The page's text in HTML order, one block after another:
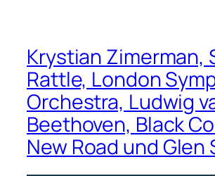
Krystian Zimerman,
Rattle, London
Orchestra, Ludwig
Beethoven, Black
New Road und Glen